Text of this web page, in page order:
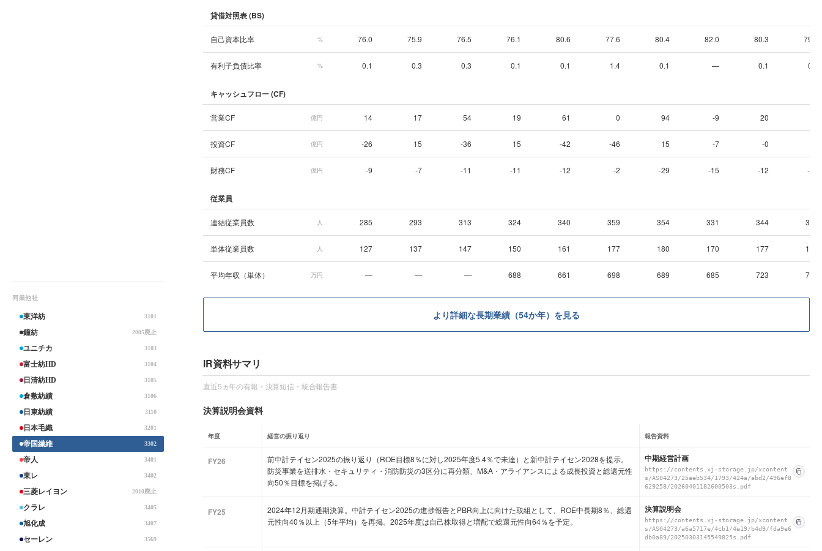
同業他社
東洋紡 3101
鐘紡 2005廃止
ユニチカ 3103
富士紡HD 3104
日清紡HD 3105
倉敷紡績 3106
日東紡績 3110
日本毛織 3201
帝国繊維 3302
帝人 3401
東レ 3402
三菱レイヨン 2010廃止
クラレ 3405
旭化成 3407
セーレン 3569
貸借対照表 (BS)
自己資本比率 % 76.0 75.9 76.5 76.1 80.6 77.6 80.4 82.0 80.3 79.2
有利子負債比率 % 0.1 0.3 0.3 0.1 0.1 1.4 0.1 — 0.1 0.1
キャッシュフロー (CF)
営業CF 億円 14 17 54 19 61 0 94 -9 20
投資CF 億円 -26 15 -36 15 -42 -46 15 -7 -0
財務CF 億円 -9 -7 -11 -11 -12 -2 -29 -15 -12 -29
従業員
連結従業員数 人 285 293 313 324 340 359 354 331 344 362
単体従業員数 人 127 137 147 150 161 177 180 170 177 191
平均年収（単体） 万円 — — — 688 661 698 689 685 723 768
より詳細な長期業績（54か年）を見る
IR資料サマリ
直近5ヵ年の有報・決算短信・統合報告書
決算説明会資料
年度 経営の振り返り 報告資料
FY26
前中計テイセン2025の振り返り（ROE目標8％に対し2025年度5.4％で未達）と新中計テイセン2028を提示。
防災事業を送排水・セキュリティ・消防防災の3区分に再分類、M&A・アライアンスによる成長投資と総還元性
向50％目標を掲げる。
中期経営計画
https://contents.xj-storage.jp/xcontent
s/AS04273/25aeb534/1793/424a/abd2/496ef8
629258/20260401182600503s.pdf
FY25
2024年12月期通期決算。中計テイセン2025の進捗報告とPBR向上に向けた取組として、ROE中長期8％、総還
元性向40％以上（5年平均）を再掲。2025年度は自己株取得と増配で総還元性向64％を予定。
決算説明会
https://contents.xj-storage.jp/xcontent
s/AS04273/a6a5717e/4cb1/4e19/b4d9/fda9e6
db0a89/20250303145549825s.pdf